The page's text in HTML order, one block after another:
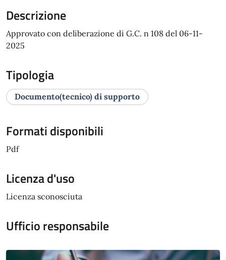
Descrizione
Approvato con deliberazione di G.C. n 108 del 06-11-
2025
Tipologia
Documento(tecnico) di supporto
Formati disponibili
Pdf
Licenza d'uso
Licenza sconosciuta
Ufficio responsabile